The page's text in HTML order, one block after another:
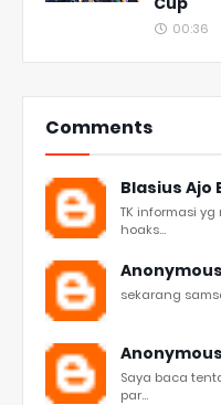
00:36
Comments
Blasius Ajo
TK informasi
hoaks...
Anonymous
sekarang
Anonymous
Saya baca
par...